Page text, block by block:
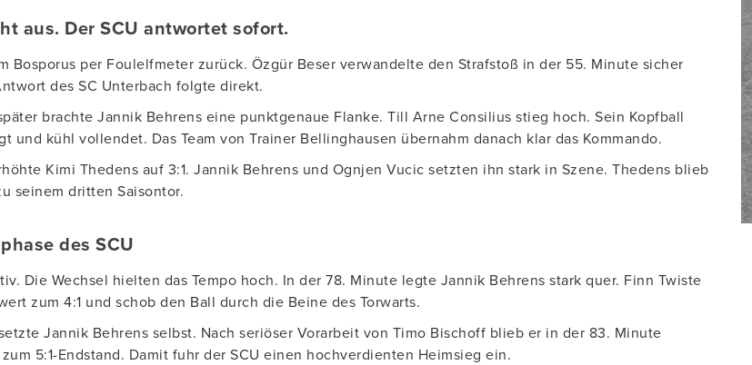
aus. Der SCU antwortet sofort.
Bosporus per Foulelfmeter zurück. Özgür Beser verwandelte den Strafstoß in der 55. Minute sicher
des SC Unterbach folgte direkt.
brachte Jannik Behrens eine punktgenaue Flanke. Till Arne Consilius stieg hoch. Sein Kopfball
und kühl vollendet. Das Team von Trainer Bellinghausen übernahm danach klar das Kommando.
Kimi Thedens auf 3:1. Jannik Behrens und Ognjen Vucic setzten ihn stark in Szene. Thedens blieb
seinem dritten Saisontor.
des SCU
Die Wechsel hielten das Tempo hoch. In der 78. Minute legte Jannik Behrens stark quer. Finn Twiste
zum 4:1 und schob den Ball durch die Beine des Torwarts.
Jannik Behrens selbst. Nach seriöser Vorarbeit von Timo Bischoff blieb er in der 83. Minute
5:1-Endstand. Damit fuhr der SCU einen hochverdienten Heimsieg ein.